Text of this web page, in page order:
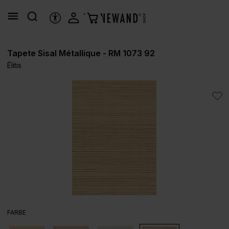
springen
HILFSTOOLS
Tapete Sisal Métallique - RM 1073 92
Élitis
FARBE